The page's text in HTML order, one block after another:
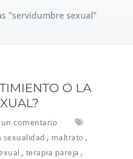
"servidumbre sexual"
O LA
un comentario
sexualidad , maltrato ,
, terapia pareja ,